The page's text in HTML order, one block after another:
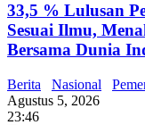
33,5 % Lulusan
Sesuai Ilmu,
Bersama Dunia
Berita Nasional
Agustus 5, 2026
23:46